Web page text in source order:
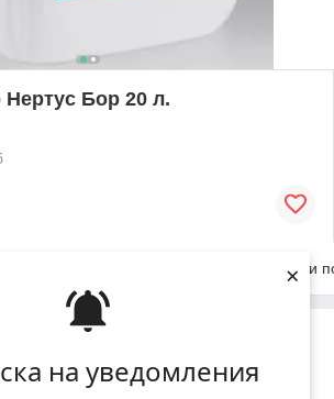
на уведомления
×
Бор 20 л.
Умови
Нертус Бор